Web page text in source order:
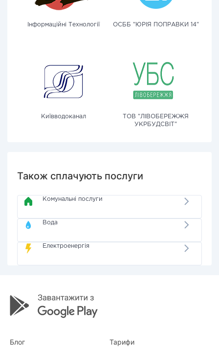
Інформаційні Технології ОСББ "ЮРІЯ ПОПРАВКИ 14"
Київводоканал
ТОВ "ЛІВОБЕРЕЖЖЯ
УКРБУДСВІТ"
Також сплачують послуги
Комунальні послуги
Вода
Електроенергія
Блог Тарифи